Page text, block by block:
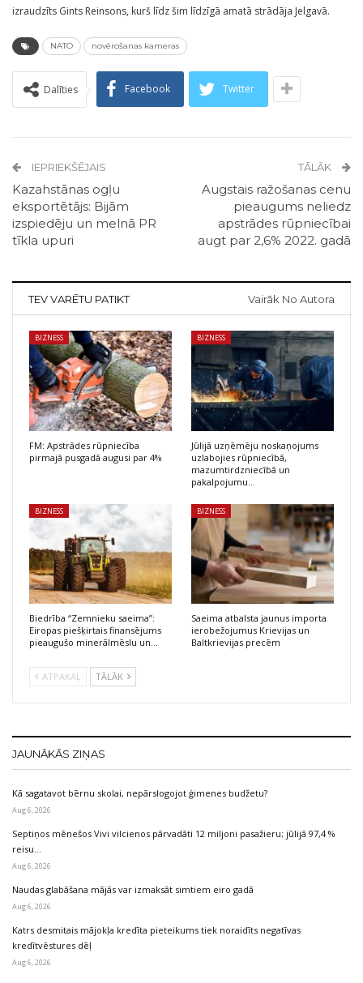
izraudzīts Gints Reinsons, kurš līdz šim līdzīgā amatā strādāja Jelgavā.
NATO novērošanas kameras
Dalīties Facebook Twitter
IEPRIEKŠĒJAIS
Kazahstānas ogļu
eksportētājs: Bijām
izspiedēju un melnā PR
tīkla upuri
TĀLĀK
Augstais ražošanas cenu
pieaugums neliedz
apstrādes rūpniecībai
augt par 2,6% 2022. gadā
TEV VARĒTU PATIKT Vairāk No Autora
BIZNESS
FM: Apstrādes rūpniecība
pirmajā pusgadā augusi par 4%
BIZNESS
Jūlijā uzņēmēju noskaņojums
uzlabojies rūpniecībā,
mazumtirdzniecībā un
pakalpojumu…
BIZNESS
Biedrība “Zemnieku saeima”:
Eiropas piešķirtais finansējums
pieaugušo minerālmēslu un…
BIZNESS
Saeima atbalsta jaunus importa
ierobežojumus Krievijas un
Baltkrievijas precēm
ATPAKAĻ TĀLĀK
JAUNĀKĀS ZIŅAS
Kā sagatavot bērnu skolai, nepārslogojot ģimenes budžetu?
Aug 6, 2026
Septiņos mēnešos Vivi vilcienos pārvadāti 12 miljoni pasažieru; jūlijā 97,4 %
reisu…
Aug 6, 2026
Naudas glabāšana mājās var izmaksāt simtiem eiro gadā
Aug 6, 2026
Katrs desmitais mājokļa kredīta pieteikums tiek noraidīts negatīvas
kredītvēstures dēļ
Aug 6, 2026